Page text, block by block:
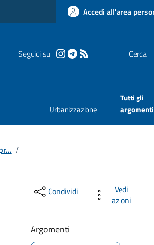
Accedi all'area
Seguici su Cerca
Urbanizzazione
Tutti gli
/
Condividi
Vedi
azioni
Argomenti